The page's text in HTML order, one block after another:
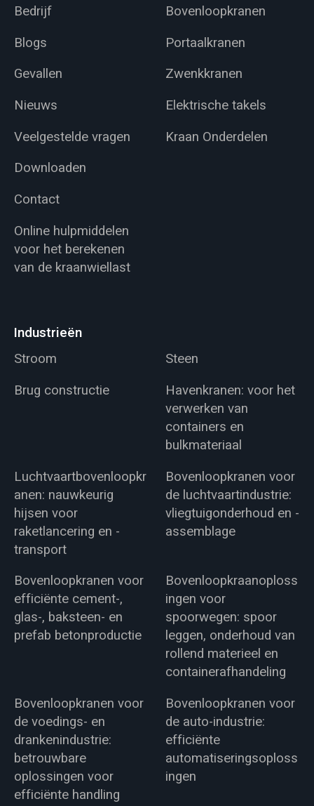
Bedrijf
Blogs
Gevallen
Nieuws
Veelgestelde vragen
Downloaden
Contact
Online hulpmiddelen
voor het berekenen
van de kraanwiellast
Bovenloopkranen
Portaalkranen
Zwenkkranen
Elektrische takels
Kraan Onderdelen
Industrieën
Stroom
Steen
Brug constructie
Havenkranen: voor het
verwerken van
containers en
bulkmateriaal
Luchtvaartbovenloopkr
anen: nauwkeurig
hijsen voor
raketlancering en -
transport
Bovenloopkranen voor
de luchtvaartindustrie:
vliegtuigonderhoud en -
assemblage
Bovenloopkranen voor
efficiënte cement-,
glas-, baksteen- en
prefab betonproductie
Bovenloopkraanoploss
ingen voor
spoorwegen: spoor
leggen, onderhoud van
rollend materieel en
containerafhandeling
Bovenloopkranen voor
de voedings- en
drankenindustrie:
betrouwbare
oplossingen voor
efficiënte handling
Bovenloopkranen voor
de auto-industrie:
efficiënte
automatiseringsoploss
ingen